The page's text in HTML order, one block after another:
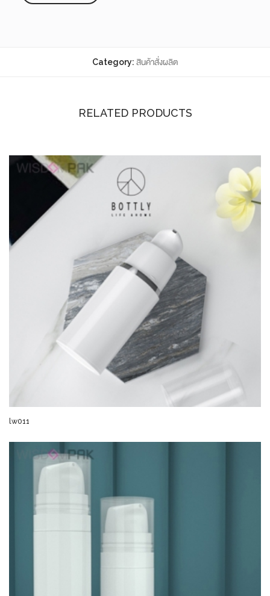
Category: สินค้าสั่งผลิต
RELATED PRODUCTS
lw011